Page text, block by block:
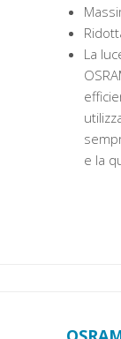
La
e la